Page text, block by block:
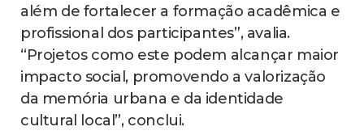
além de fortalecer a formação acadêmica e
profissional dos participantes”, avalia.
“Projetos como este podem alcançar maior
impacto social, promovendo a valorização
da memória urbana e da identidade
cultural local”, conclui.